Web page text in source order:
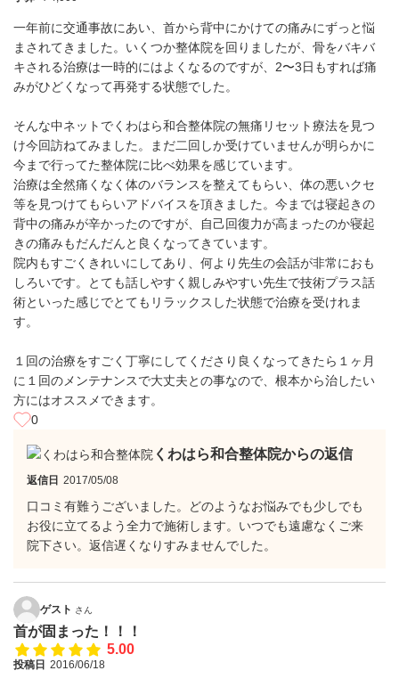
一年前に交通事故にあい、首から背中にかけての痛みにずっと悩
まされてきました。いくつか整体院を回りましたが、骨をバキバ
キされる治療は一時的にはよくなるのですが、2〜3日もすれば痛
みがひどくなって再発する状態でした。
そんな中ネットでくわはら和合整体院の無痛リセット療法を見つ
け今回訪ねてみました。まだ二回しか受けていませんが明らかに
今まで行ってた整体院に比べ効果を感じています。
治療は全然痛くなく体のバランスを整えてもらい、体の悪いクセ
等を見つけてもらいアドバイスを頂きました。今までは寝起きの
背中の痛みが辛かったのですが、自己回復力が高まったのか寝起
きの痛みもだんだんと良くなってきています。
院内もすごくきれいにしてあり、何より先生の会話が非常におも
しろいです。とても話しやすく親しみやすい先生で技術プラス話
術といった感じでとてもリラックスした状態で治療を受けれま
す。
１回の治療をすごく丁寧にしてくださり良くなってきたら１ヶ月
に１回のメンテナンスで大丈夫との事なので、根本から治したい
方にはオススメできます。
0
くわはら和合整体院からの返信
返信日 2017/05/08
口コミ有難うございました。どのようなお悩みでも少しでも
お役に立てるよう全力で施術します。いつでも遠慮なくご来
院下さい。返信遅くなりすみませんでした。
ゲスト さん
首が固まった！！！
5.00
投稿日 2016/06/18